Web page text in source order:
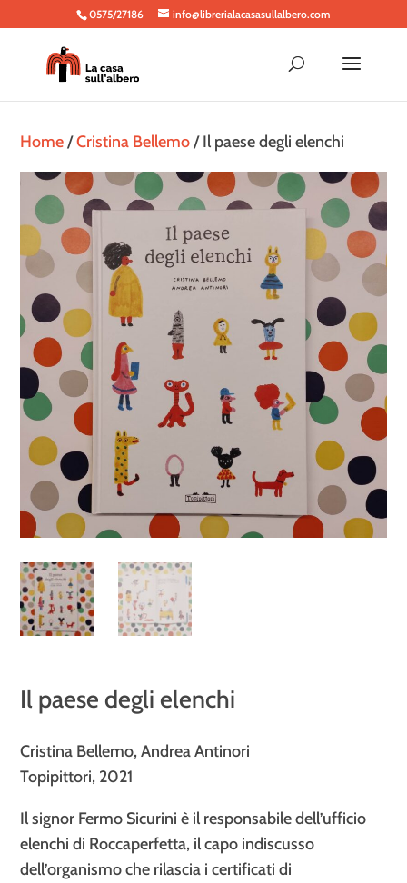
0575/27186 info@librerialacasasullalbero.com
Home/Cristina Bellemo/ Il paese degli elenchi
Il paese degli elenchi
Cristina Bellemo, Andrea Antinori
Topipittori, 2021
Il signor Fermo Sicurini è il responsabile dell’ufficio
elenchi di Roccaperfetta, il capo indiscusso
dell’organismo che rilascia i certificati di